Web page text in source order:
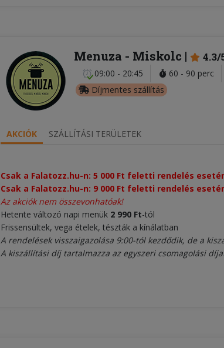
Menuza - Miskolc 4.3/
09:00 - 20:45 60 - 90 perc
Díjmentes szállítás
AKCIÓK SZÁLLÍTÁSI TERÜLETEK
Csak a Falatozz.hu-n: 5 000 Ft feletti rendelés
Csak a Falatozz.hu-n: 9 000 Ft feletti rendelés
Az akciók nem összevonhatóak!
Hetente változó napi menük 2 990 Ft-tól
Frissensültek, vega ételek, tészták a kínálatban
A rendelések visszaigazolása 9:00-tól kezdődik, de a
A kiszállítási díj tartalmazza az egyszeri csomagolási